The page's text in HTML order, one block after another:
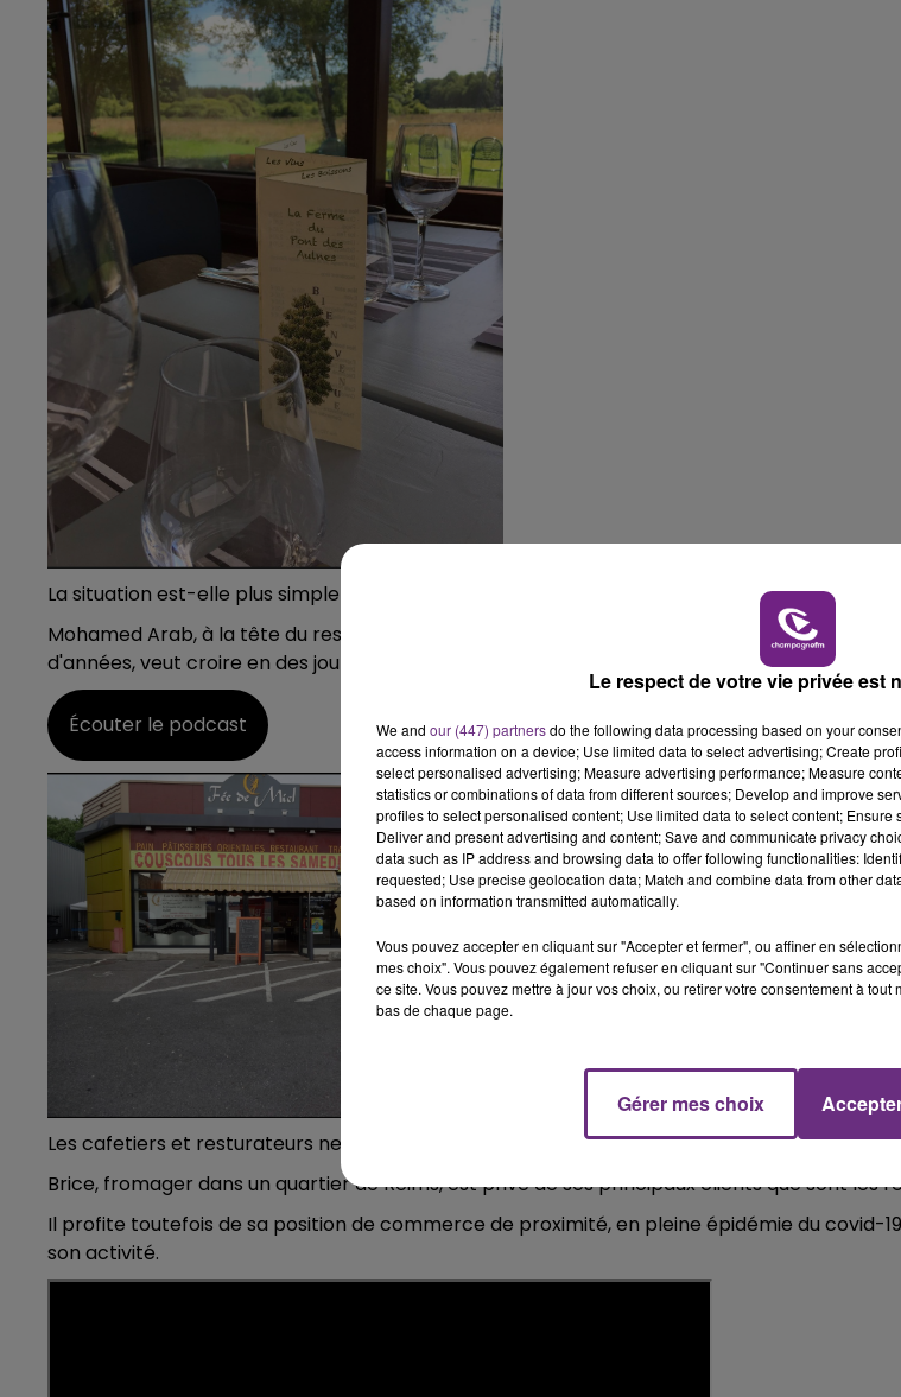
La situation est-elle plus simple pour les restaurateurs installés de longue date ?
Mohamed Arab, à la tête du restaurant oriental, "Fée de Miel, à St-Memmie dans la Marne,
d'années, veut croire en des jours meilleurs.
Écouter le podcast
Les cafetiers et resturateurs ne sont pas les seuls impactés par les fermetures, leurs
Brice, fromager dans un quartier de Reims, est privé de ses principaux clients que sont les
Il profite toutefois de sa position de commerce de proximité, en pleine épidémie du covid-
son activité.
Le respect de votre vie privée est
We and our (447) partnersdo the following data processing based on your
access information on a device; Use limited data to select advertising; Create
select personalised advertising; Measure advertising performance; Measure
statistics or combinations of data from different sources; Develop and improve
profiles to select personalised content; Use limited data to select content;
Deliver and present advertising and content; Save and communicate privacy
data such as IP address and browsing data to offer following functionalities:
requested; Use precise geolocation data; Match and combine data from other
based on information transmitted automatically.
Vous pouvez accepter en cliquant sur "Accepter et fermer", ou affiner en
mes choix". Vous pouvez également refuser en cliquant sur "Continuer sans
ce site. Vous pouvez mettre à jour vos choix, ou retirer votre consentement à
bas de chaque page.
Gérer mes choix